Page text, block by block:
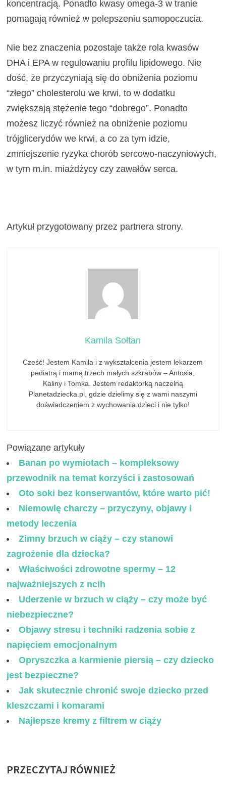
koncentracją. Ponadto kwasy omega-3 w tranie
pomagają również w polepszeniu samopoczucia.
Nie bez znaczenia pozostaje także rola kwasów
DHA i EPA w regulowaniu profilu lipidowego. Nie
dość, że przyczyniają się do obniżenia poziomu
“złego” cholesterolu we krwi, to w dodatku
zwiększają stężenie tego “dobrego”. Ponadto
możesz liczyć również na obniżenie poziomu
trójglicerydów we krwi, a co za tym idzie,
zmniejszenie ryzyka chorób sercowo-naczyniowych,
w tym m.in. miażdżycy czy zawałów serca.
Artykuł przygotowany przez partnera strony.
Kamila Sołtan
Cześć! Jestem Kamila i z wykształcenia jestem lekarzem
pediatrą i mamą trzech małych szkrabów – Antosia,
Kaliny i Tomka. Jestem redaktorką naczelną
Planetadziecka.pl, gdzie dzielimy się z wami naszymi
doświadczeniem z wychowania dzieci i nie tylko!
Powiązane artykuły
Banan po wymiotach – kompleksowy
przewodnik na temat korzyści i zastosowań
Oto soki bez konserwantów, które warto pić!
Niemowlę charczy – przyczyny, objawy i
metody leczenia
Zimny brzuch w ciąży – czy stanowi
zagrożenie dla dziecka?
Właściwości zdrowotne spermy – 12
najważniejszych z ncih
Uderzenie w brzuch w ciąży – czy może być
niebezpieczne?
Objawy stresu i techniki radzenia sobie z
napięciem emocjonalnym
Opryszczka a karmienie piersią – czy dziecko
jest bezpieczne?
Jak skutecznie chronić swoje dziecko przed
kleszczami i komarami
Najlepsze kremy z filtrem w ciąży
PRZECZYTAJ RÓWNIEŻ